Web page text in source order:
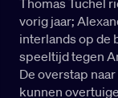
Thomas Tuchel
vorig jaar;
interlands op de
speeltijd tegen
De overstap
kunnen